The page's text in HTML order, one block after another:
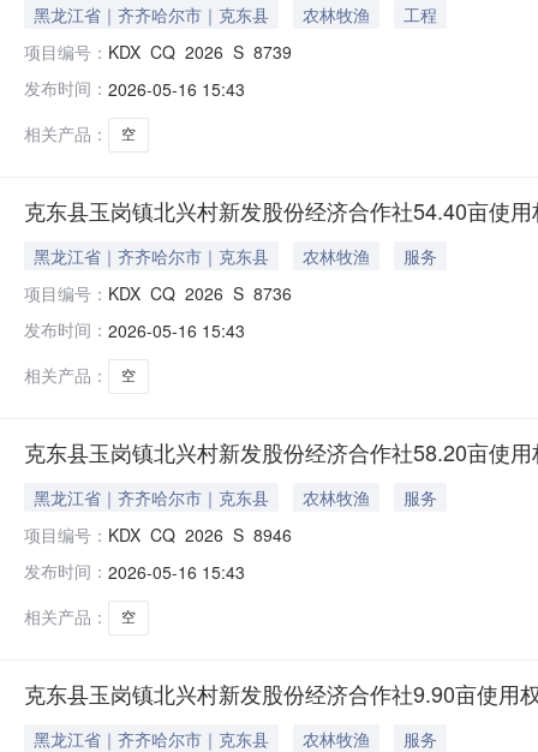
黑龙江省｜齐齐哈尔市｜克东县 农林牧渔
工程
项目编号： KDX_CQ_2026_S_8739
发布时间： 2026-05-16 15:43
相关产品：
空
克东县玉岗镇北兴村新发股份经济合作社54.40亩使
黑龙江省｜齐齐哈尔市｜克东县 农林牧渔
服务
项目编号： KDX_CQ_2026_S_8736
发布时间： 2026-05-16 15:43
相关产品：
空
克东县玉岗镇北兴村新发股份经济合作社58.20亩使
黑龙江省｜齐齐哈尔市｜克东县 农林牧渔
服务
项目编号： KDX_CQ_2026_S_8946
发布时间： 2026-05-16 15:43
相关产品：
空
克东县玉岗镇北兴村新发股份经济合作社9.90亩使用
黑龙江省｜齐齐哈尔市｜克东县 农林牧渔
服务